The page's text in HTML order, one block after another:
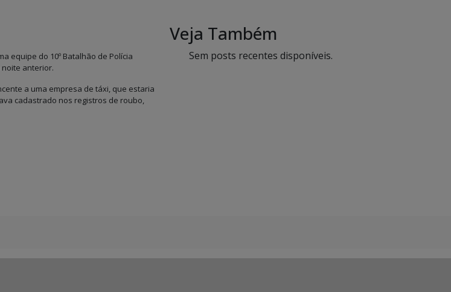
equipe do 10º Batalhão de Polícia
noite anterior.
a uma empresa de táxi, que estaria
cadastrado nos registros de roubo,
Veja Também
Sem posts recentes disponíveis.